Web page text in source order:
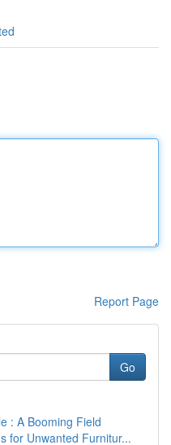
Report Page
Go
: A Booming Field
for Unwanted Furnitur...